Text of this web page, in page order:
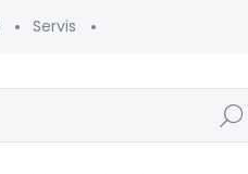
Servis
Hľadať